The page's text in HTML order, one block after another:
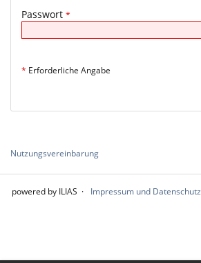
Passwort *
* Erforderliche Angabe
Nutzungsvereinbarung
powered by ILIAS Impressum und Datenschutz